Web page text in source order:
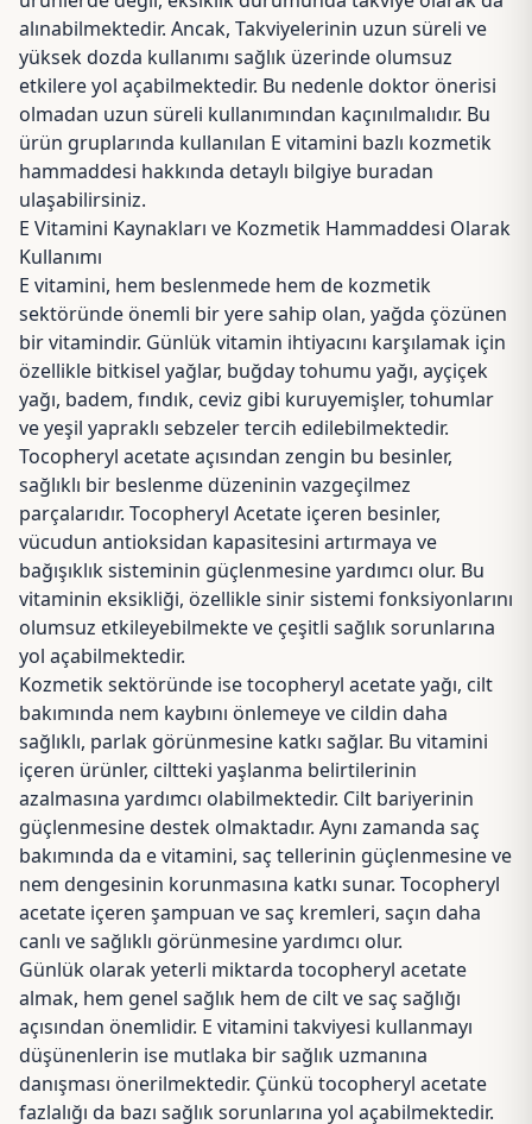
alınabilmektedir. Ancak, Takviyelerinin uzun süreli ve
yüksek dozda kullanımı sağlık üzerinde olumsuz
etkilere yol açabilmektedir. Bu nedenle doktor önerisi
olmadan uzun süreli kullanımından kaçınılmalıdır. Bu
ürün gruplarında kullanılan E vitamini bazlı kozmetik
hammaddesi hakkında detaylı bilgiye buradan
ulaşabilirsiniz.
E Vitamini Kaynakları ve Kozmetik Hammaddesi Olarak
Kullanımı
E vitamini, hem beslenmede hem de kozmetik
sektöründe önemli bir yere sahip olan, yağda çözünen
bir vitamindir. Günlük vitamin ihtiyacını karşılamak için
özellikle bitkisel yağlar, buğday tohumu yağı, ayçiçek
yağı, badem, fındık, ceviz gibi kuruyemişler, tohumlar
ve yeşil yapraklı sebzeler tercih edilebilmektedir.
Tocopheryl acetate açısından zengin bu besinler,
sağlıklı bir beslenme düzeninin vazgeçilmez
parçalarıdır. Tocopheryl Acetate içeren besinler,
vücudun antioksidan kapasitesini artırmaya ve
bağışıklık sisteminin güçlenmesine yardımcı olur. Bu
vitaminin eksikliği, özellikle sinir sistemi fonksiyonlarını
olumsuz etkileyebilmekte ve çeşitli sağlık sorunlarına
yol açabilmektedir.
Kozmetik sektöründe ise tocopheryl acetate yağı, cilt
bakımında nem kaybını önlemeye ve cildin daha
sağlıklı, parlak görünmesine katkı sağlar. Bu vitamini
içeren ürünler, ciltteki yaşlanma belirtilerinin
azalmasına yardımcı olabilmektedir. Cilt bariyerinin
güçlenmesine destek olmaktadır. Aynı zamanda saç
bakımında da e vitamini, saç tellerinin güçlenmesine ve
nem dengesinin korunmasına katkı sunar. Tocopheryl
acetate içeren şampuan ve saç kremleri, saçın daha
canlı ve sağlıklı görünmesine yardımcı olur.
Günlük olarak yeterli miktarda tocopheryl acetate
almak, hem genel sağlık hem de cilt ve saç sağlığı
açısından önemlidir. E vitamini takviyesi kullanmayı
düşünenlerin ise mutlaka bir sağlık uzmanına
danışması önerilmektedir. Çünkü tocopheryl acetate
fazlalığı da bazı sağlık sorunlarına yol açabilmektedir.